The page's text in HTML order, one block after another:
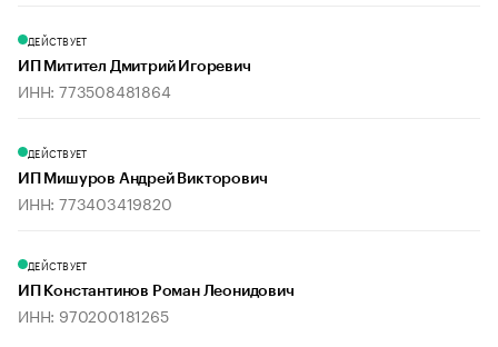
ДЕЙСТВУЕТ
ИП Митител Дмитрий Игоревич
ИНН: 773508481864
ДЕЙСТВУЕТ
ИП Мишуров Андрей Викторович
ИНН: 773403419820
ДЕЙСТВУЕТ
ИП Константинов Роман Леонидович
ИНН: 970200181265